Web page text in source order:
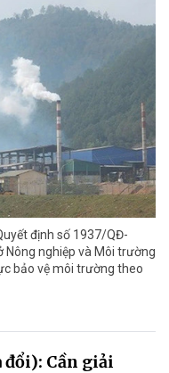
định số 1937/QĐ-
Nông nghiệp và Môi trường
bảo vệ môi trường theo
đổi): Cần giải